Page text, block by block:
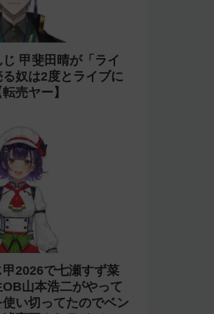
じ 甲斐田晴が「ライ
奴は2度とライブに
売ヤー】
甲2026で七瀬すず菜
山本浩二がやって
い切ってたのでベン